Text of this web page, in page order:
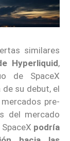
similares
Hyperliquid,
de SpaceX
de su debut, el
pre-
del mercado
podría